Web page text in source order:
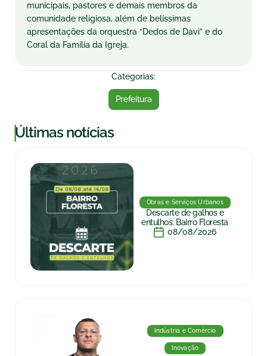
municipais, pastores e demais membros da
comunidade religiosa, além de belíssimas
apresentações da orquestra “Dedos de Davi” e do
Coral da Família da Igreja.
Categorias:
Prefeitura
|Últimas notícias
Obras e Serviços Urbanos
Descarte de galhos e
entulhos: Bairro Floresta
08/08/2026
Indústria e Comércio
Inovação